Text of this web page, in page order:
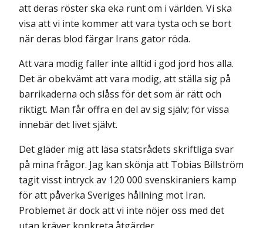
att deras röster ska eka runt om i världen. Vi ska
visa att vi inte kommer att vara tysta och se bort
när deras blod färgar Irans gator röda.
Att vara modig faller inte alltid i god jord hos alla.
Det är obekvämt att vara modig, att ställa sig på
barrikaderna och slåss för det som är rätt och
riktigt. Man får offra en del av sig själv; för vissa
innebär det livet självt.
Det gläder mig att läsa statsrådets skriftliga svar
på mina frågor. Jag kan skönja att Tobias Billström
tagit visst intryck av 120 000 svenskiraniers kamp
för att påverka Sveriges hållning mot Iran.
Problemet är dock att vi inte nöjer oss med det